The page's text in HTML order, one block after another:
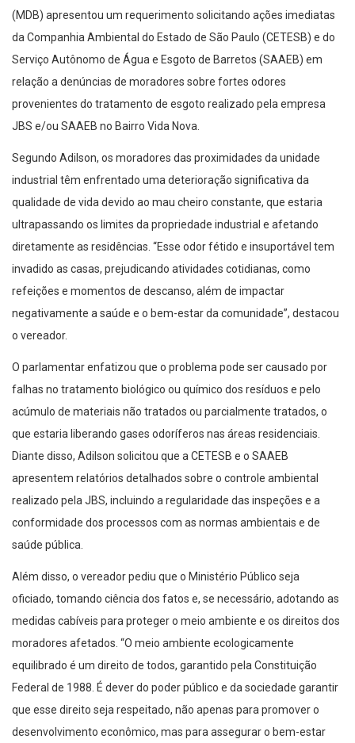
(MDB) apresentou um requerimento solicitando ações imediatas
da Companhia Ambiental do Estado de São Paulo (CETESB) e do
Serviço Autônomo de Água e Esgoto de Barretos (SAAEB) em
relação a denúncias de moradores sobre fortes odores
provenientes do tratamento de esgoto realizado pela empresa
JBS e/ou SAAEB no Bairro Vida Nova.
Segundo Adilson, os moradores das proximidades da unidade
industrial têm enfrentado uma deterioração significativa da
qualidade de vida devido ao mau cheiro constante, que estaria
ultrapassando os limites da propriedade industrial e afetando
diretamente as residências. “Esse odor fétido e insuportável tem
invadido as casas, prejudicando atividades cotidianas, como
refeições e momentos de descanso, além de impactar
negativamente a saúde e o bem-estar da comunidade”, destacou
o vereador.
O parlamentar enfatizou que o problema pode ser causado por
falhas no tratamento biológico ou químico dos resíduos e pelo
acúmulo de materiais não tratados ou parcialmente tratados, o
que estaria liberando gases odoríferos nas áreas residenciais.
Diante disso, Adilson solicitou que a CETESB e o SAAEB
apresentem relatórios detalhados sobre o controle ambiental
realizado pela JBS, incluindo a regularidade das inspeções e a
conformidade dos processos com as normas ambientais e de
saúde pública.
Além disso, o vereador pediu que o Ministério Público seja
oficiado, tomando ciência dos fatos e, se necessário, adotando as
medidas cabíveis para proteger o meio ambiente e os direitos dos
moradores afetados. “O meio ambiente ecologicamente
equilibrado é um direito de todos, garantido pela Constituição
Federal de 1988. É dever do poder público e da sociedade garantir
que esse direito seja respeitado, não apenas para promover o
desenvolvimento econômico, mas para assegurar o bem-estar